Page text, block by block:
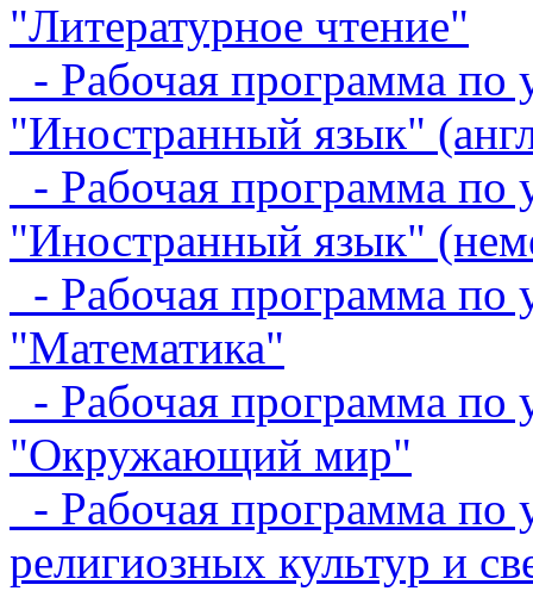
"Литературное чтение"
- Рабочая программа по
"Иностранный язык"
- Рабочая программа по
"Иностранный язык"
- Рабочая программа по
"Математика"
- Рабочая программа по
"Окружающий мир"
- Рабочая программа
религиозных культур и